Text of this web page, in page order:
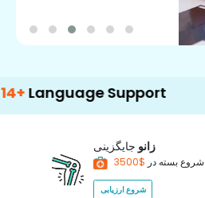
Support 500+
زانو جایگزینی
شروع بسته در
شروع ارزیابی